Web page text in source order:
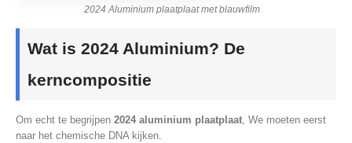
2024 Aluminium plaatplaat met blauwfilm
Wat is 2024 Aluminium? De
kerncompositie
Om echt te begrijpen 2024 aluminium plaatplaat, We moeten eerst
naar het chemische DNA kijken.